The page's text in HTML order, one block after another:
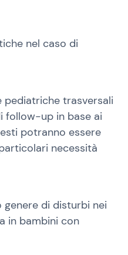
nel caso di
pediatriche trasversali
follow-up in base ai
potranno essere
necessità
genere di disturbi nei
in bambini con